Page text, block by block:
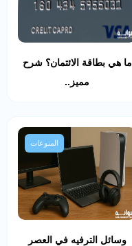
ما هي بطاقة الائتمان؟ شرح
مميز..
المنوعات
وسائل الترفيه في العصر